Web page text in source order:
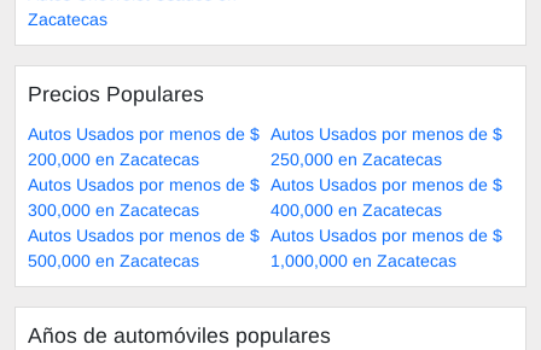
Zacatecas
Precios Populares
Autos Usados por menos de $
200,000 en Zacatecas
Autos Usados por menos de $
250,000 en Zacatecas
Autos Usados por menos de $
300,000 en Zacatecas
Autos Usados por menos de $
400,000 en Zacatecas
Autos Usados por menos de $
500,000 en Zacatecas
Autos Usados por menos de $
1,000,000 en Zacatecas
Años de automóviles populares